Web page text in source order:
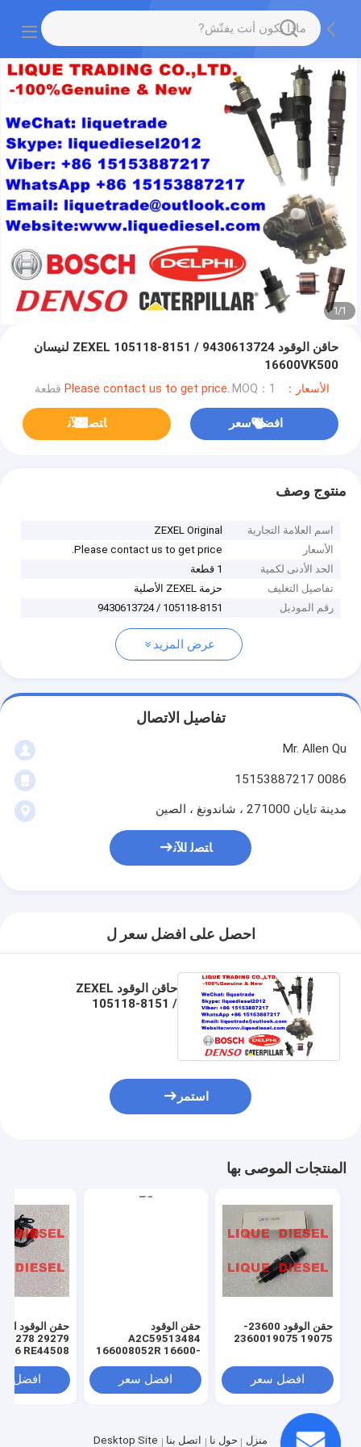
1
/
1
حاقن الوقود ZEXEL 105118-8151 / 9430613724 لنيسان
16600VK500
الأسعار：Please contact us to get price. MOQ：1 قطعة
افضل سعر ﺎﺘﺼﻟ ﺍﻶﻧ
منتوج وصف
اسم العلامة التجارية
ZEXEL Original
الأسعار
Please contact us to get price.
الحد الأدنى لكمية
1 قطعة
تفاصيل التغليف
حزمة ZEXEL الأصلية
رقم الموديل
105118-8151 / 9430613724
عرض المزيد
تفاصيل الاتصال
Mr. Allen Qu
0086 15153887217
مدينة تايان 271000 ، شاندونغ ، الصين
ﺎﺘﺼﻟ ﺍﻶﻧ
احصل على افضل سعر ل
حاقن الوقود ZEXEL
105118-8151 /
استمر
المنتجات الموصى بها
حقن الوقود 23600-
19075 2360019075
افضل سعر
حقن الوقود
A2C59513484
166008052R 16600-
60 080 52R
166004305R 16600-
افضل سعر
حقن الوقود
29279 29278
RE44508
المشتركةافضل
منزل حول نا اتصل بنا Desktop Site